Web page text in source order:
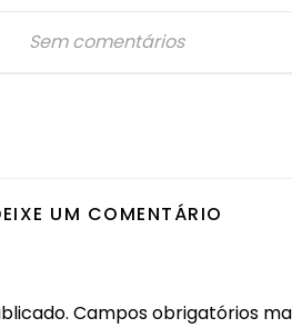
Sem comentários
UM COMENTÁRIO
Campos obrigatórios